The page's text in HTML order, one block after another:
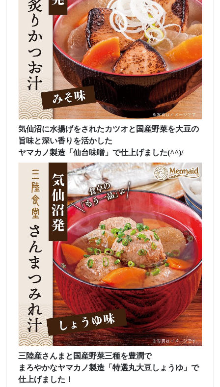
気仙沼に水揚げをされたカツオと国産野菜を大豆の
旨味と深い香りを活かした
ヤマカノ製造「仙台味噌」で仕上げました(^^)/
三陸産さんまと国産野菜三種を豊潤で
まろやかなヤマカノ製造「特選丸大豆しょうゆ」で
仕上げました！